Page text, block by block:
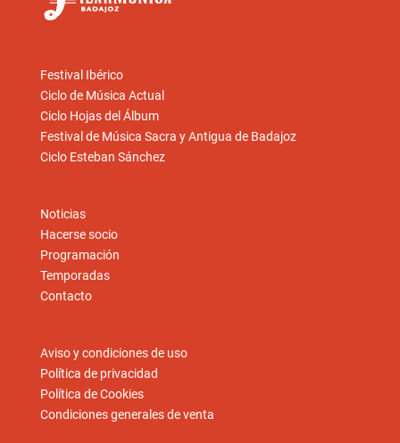
Festival Ibérico
Ciclo de Música Actual
Ciclo Hojas del Álbum
Festival de Música Sacra y Antigua de Badajoz
Ciclo Esteban Sánchez
Noticias
Hacerse socio
Programación
Temporadas
Contacto
Aviso y condiciones de uso
Política de privacidad
Política de Cookies
Condiciones generales de venta